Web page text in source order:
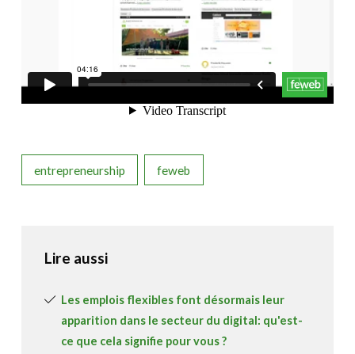
entrepreneurship feweb
Lire aussi
Les emplois flexibles font désormais leur
apparition dans le secteur du digital: qu'est-
ce que cela signifie pour vous ?